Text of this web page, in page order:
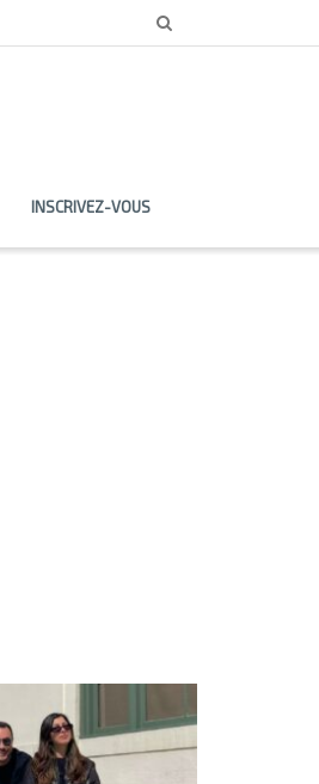
INSCRIVEZ-VOUS